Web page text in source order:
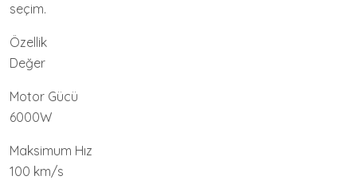
seçim.
Özellik
Değer
Motor Gücü
6000W
Maksimum Hız
100 km/s